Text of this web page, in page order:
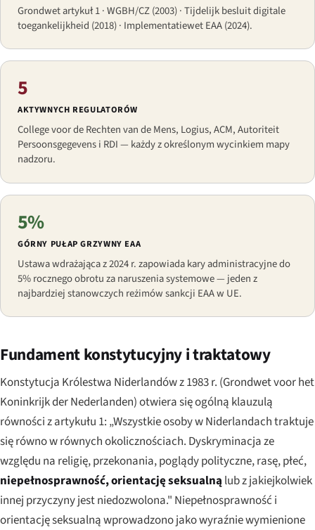
Grondwet artykuł 1 · WGBH/CZ (2003) · Tijdelijk besluit digitale
toegankelijkheid (2018) · Implementatiewet EAA (2024).
5
AKTYWNYCH REGULATORÓW
College voor de Rechten van de Mens, Logius, ACM, Autoriteit
Persoonsgegevens i RDI — każdy z określonym wycinkiem mapy
nadzoru.
5%
GÓRNY PUŁAP GRZYWNY EAA
Ustawa wdrażająca z 2024 r. zapowiada kary administracyjne do
5% rocznego obrotu za naruszenia systemowe — jeden z
najbardziej stanowczych reżimów sankcji EAA w UE.
Fundament konstytucyjny i traktatowy
Konstytucja Królestwa Niderlandów z 1983 r. (Grondwet voor het
Koninkrijk der Nederlanden) otwiera się ogólną klauzulą
równości z artykułu 1: „Wszystkie osoby w Niderlandach traktuje
się równo w równych okolicznościach. Dyskryminacja ze
względu na religię, przekonania, poglądy polityczne, rasę, płeć,
niepełnosprawność, orientację seksualną lub z jakiejkolwiek
innej przyczyny jest niedozwolona." Niepełnosprawność i
orientację seksualną wprowadzono jako wyraźnie wymienione